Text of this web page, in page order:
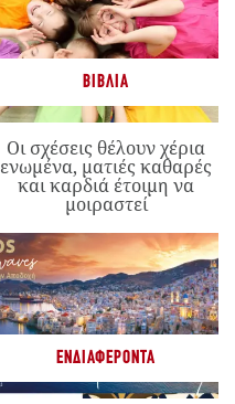
ΒΙΒΛΊΑ
Οι σχέσεις θέλουν χέρια
ενωμένα, ματιές καθαρές
και καρδιά έτοιμη να
μοιραστεί
ΕΝΔΙΑΦΈΡΟΝΤΑ